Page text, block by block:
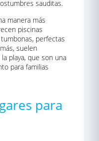
sauditas.
manera más
piscinas
perfectas
suelen
playa, que son una
para familias
para